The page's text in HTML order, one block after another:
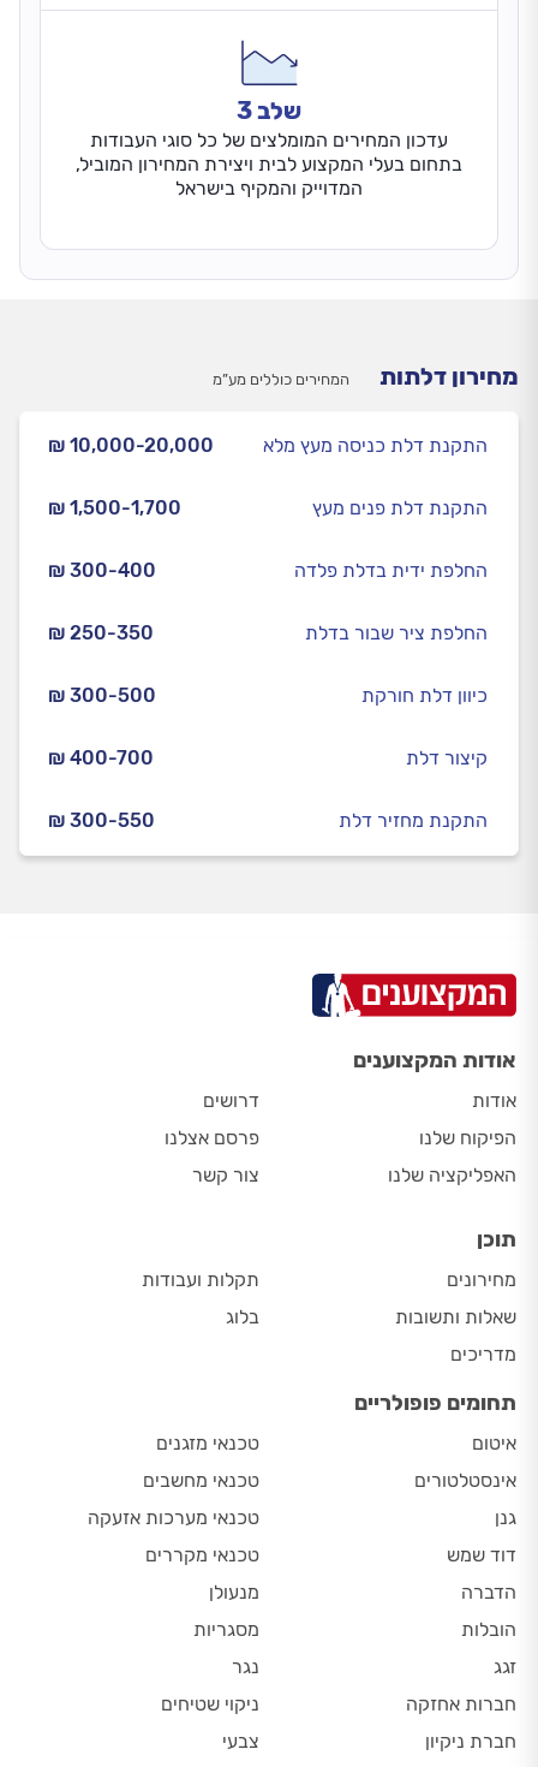
שלב 3
עדכון המחירים המומלצים של כל סוגי העבודות
בתחום בעלי המקצוע לבית ויצירת המחירון המוביל,
המדוייק והמקיף בישראל
מחירון דלתות המחירים כוללים מע”מ
₪ 10,000-20,000 התקנת דלת כניסה מעץ מלא
₪ 1,500-1,700 התקנת דלת פנים מעץ
₪ 300-400 החלפת ידית בדלת פלדה
₪ 250-350 החלפת ציר שבור בדלת
₪ 300-500 כיוון דלת חורקת
₪ 400-700 קיצור דלת
₪ 300-550 התקנת מחזיר דלת
אודות המקצוענים
אודות
הפיקוח שלנו
האפליקציה שלנו
דרושים
פרסם אצלנו
צור קשר
תוכן
מחירונים
שאלות ותשובות
מדריכים
תקלות ועבודות
בלוג
תחומים פופולריים
איטום
אינסטלטורים
גנן
דוד שמש
הדברה
הובלות
זגג
חברות אחזקה
חברת ניקיון
טכנאי מזגנים
טכנאי מחשבים
טכנאי מערכות אזעקה
טכנאי מקררים
מנעולן
מסגריות
נגר
ניקוי שטיחים
צבעי